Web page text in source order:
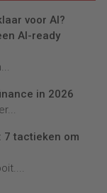
voor AI?
AI-ready
in 2026
7 tactieken om